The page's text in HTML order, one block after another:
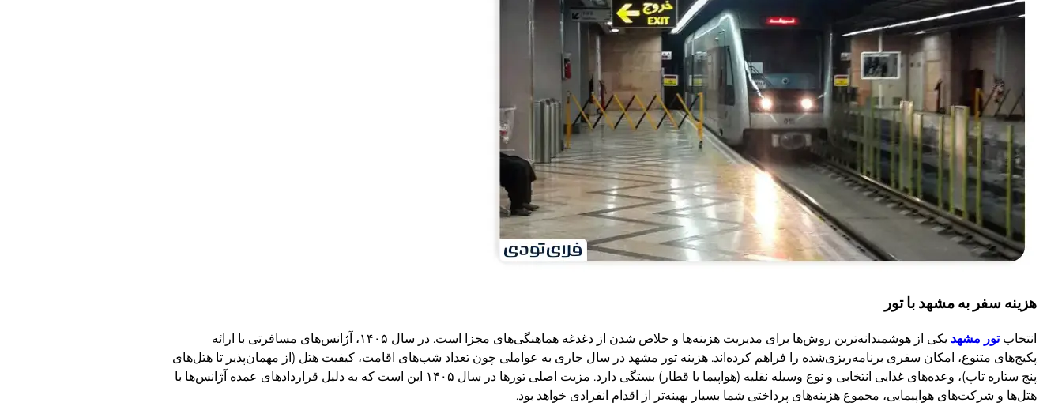
هزینه سفر به مشهد با تور
انتخابتور مشهد
یکی از هوشمندانه‌ترین روش‌ها برای مدیریت هزینه‌ها و خلاص شدن از دغدغه هماهنگی‌های مجزا است. در سال ۱۴۰۵، آژانس‌های مسافرتی با ارائه
پکیج‌های متنوع، امکان سفری برنامه‌ریزی‌شده را فراهم کرده‌اند. هزینه تور مشهد در سال جاری به عواملی چون تعداد شب‌های اقامت، کیفیت هتل (از مهمان‌پذیر تا هتل‌های
پنج ستاره تاپ)، وعده‌های غذایی انتخابی و نوع وسیله نقلیه (هواپیما یا قطار) بستگی دارد. مزیت اصلی تورها در سال ۱۴۰۵ این است که به دلیل قراردادهای عمده آژانس‌ها با
هتل‌ها و شرکت‌های هواپیمایی، مجموع هزینه‌های پرداختی شما بسیار بهینه‌تر از اقدام انفرادی خواهد بود.